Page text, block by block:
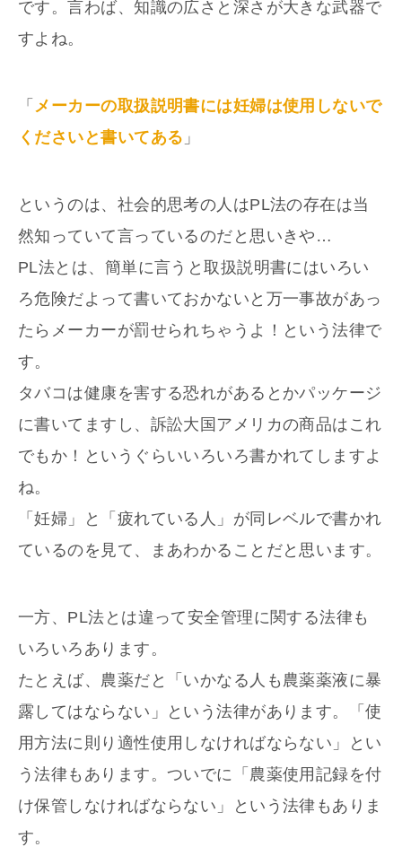
です。言わば、知識の広さと深さが大きな武器で
すよね。
「 メーカーの取扱説明書には妊婦は使用しないで
くださいと書いてある 」
というのは、社会的思考の人はPL法の存在は当
然知っていて言っているのだと思いきや…
PL法とは、簡単に言うと取扱説明書にはいろい
ろ危険だよって書いておかないと万一事故があっ
たらメーカーが罰せられちゃうよ！という法律で
す。
タバコは健康を害する恐れがあるとかパッケージ
に書いてますし、訴訟大国アメリカの商品はこれ
でもか！というぐらいいろいろ書かれてしますよ
ね。
「妊婦」と「疲れている人」が同レベルで書かれ
ているのを見て、まあわかることだと思います。
一方、PL法とは違って安全管理に関する法律も
いろいろあります。
たとえば、農薬だと「いかなる人も農薬薬液に暴
露してはならない」という法律があります。「使
用方法に則り適性使用しなければならない」とい
う法律もあります。ついでに「農薬使用記録を付
け保管しなければならない」という法律もありま
す。